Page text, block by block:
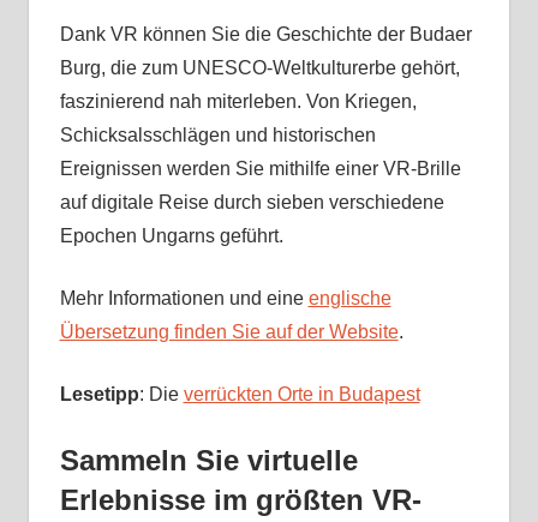
Dank VR können Sie die Geschichte der Budaer
Burg, die zum UNESCO-Weltkulturerbe gehört,
faszinierend nah miterleben. Von Kriegen,
Schicksalsschlägen und historischen
Ereignissen werden Sie mithilfe einer VR-Brille
auf digitale Reise durch sieben verschiedene
Epochen Ungarns geführt.
Mehr Informationen und eine englische
Übersetzung finden Sie auf der Website.
Lesetipp: Die verrückten Orte in Budapest
Sammeln Sie virtuelle
Erlebnisse im größten VR-